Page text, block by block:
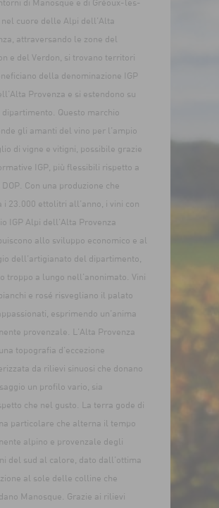
di Manosque e di Gréoux-les-
nel cuore delle Alpi dell’Alta
attraversando le zone del
e del Verdon, si trovano territori
della denominazione IGP
Provenza e si estendono su
Questo marchio
gli amanti del vino per l’ampio
di vigne e vitigni, possibile grazie
IGP, più flessibili rispetto a
Con una produzione che
i 23.000 ettolitri all’anno, i vini con
IGP Alpi dell’Alta Provenza
allo sviluppo economico e al
dell’artigianato del dipartimento,
troppo a lungo nell’anonimato. Vini
e rosé risvegliano il palato
esprimendo un’anima
provenzale. L’Alta Provenza
topografia d’eccezione
da rilievi sinuosi che donano
un profilo vario, sia
che nel gusto. La terra gode di
particolare che alterna il tempo
alpino e provenzale degli
del sud al calore, dato dall’ottima
al sole delle colline che
Manosque. Grazie ai rilievi